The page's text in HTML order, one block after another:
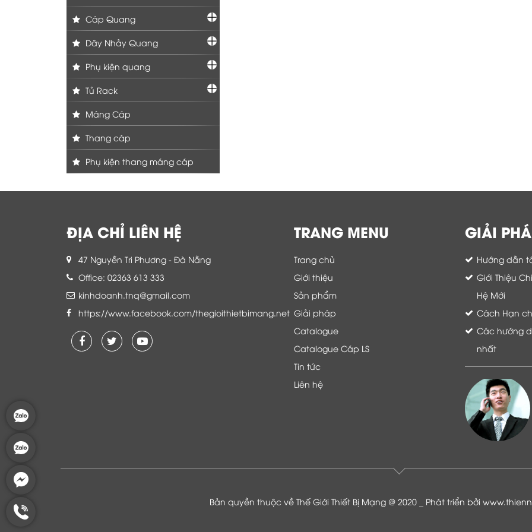
Cáp Quang
Dây Nhảy Quang
Phụ kiện quang
Tủ Rack
Máng Cáp
Thang cáp
Phụ kiện thang máng cáp
ĐỊA CHỈ LIÊN HỆ
47 Nguyễn Tri Phương - Đà Nẵng
Office: 02363 613 333
kinhdoanh.tnq@gmail.com
https://www.facebook.com/thegioithietbimang.net
TRANG MENU
Trang chủ
Giới thiệu
Sản phẩm
Giải pháp
Catalogue
Catalogue Cáp LS
Tin tức
Liên hệ
GIẢI
Hướng dẫn
Giới Thiệu
Hệ Mới
Cách Hạn
Các hướng
nhất
tâm và tin tưởng đội ngũ kỹ thuật, chăm
sóc khách hàng luôn hỗ trợ khách hàng
Là khách hàng đang sử dụng dịch vụ của
Bản quyền thuộc về Thế Giới Thiết Bị Mạng @ 2020 _ Phát triển bởi